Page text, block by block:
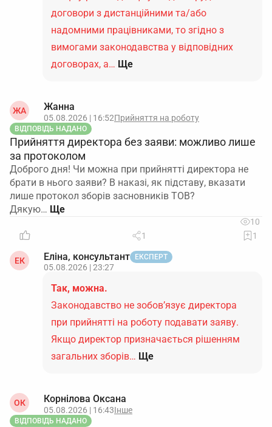
договори з дистанційними та/або
надомними працівниками, то згідно з
вимогами законодавства у відповідних
договорах, а… Ще
ЖА Жанна
05.08.2026 | 16:52Прийняття на роботу
ВІДПОВІДЬ НАДАНО
Прийняття директора без заяви: можливо лише
за протоколом
Доброго дня! Чи можна при прийнятті директора не
брати в нього заяви? В наказі, як підставу, вказати
лише протокол зборів засновників ТОВ?
Дякую…
10
1
1
ЕК Еліна, консультант ЕКСПЕРТ
05.08.2026 | 23:27
Так, можна.
Законодавство не зобов’язує директора
при прийнятті на роботу подавати заяву.
Якщо директор призначається рішенням
загальних зборів… Ще
ОК Корнілова Оксана
05.08.2026 | 16:43Інше
ВІДПОВІДЬ НАДАНО